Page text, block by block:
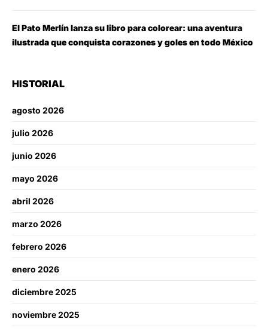
El Pato Merlín lanza su libro para colorear: una aventura
ilustrada que conquista corazones y goles en todo México
HISTORIAL
agosto 2026
julio 2026
junio 2026
mayo 2026
abril 2026
marzo 2026
febrero 2026
enero 2026
diciembre 2025
noviembre 2025